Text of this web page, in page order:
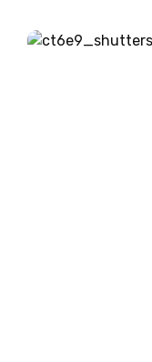
daljšem obdobju
Dejal je, da...